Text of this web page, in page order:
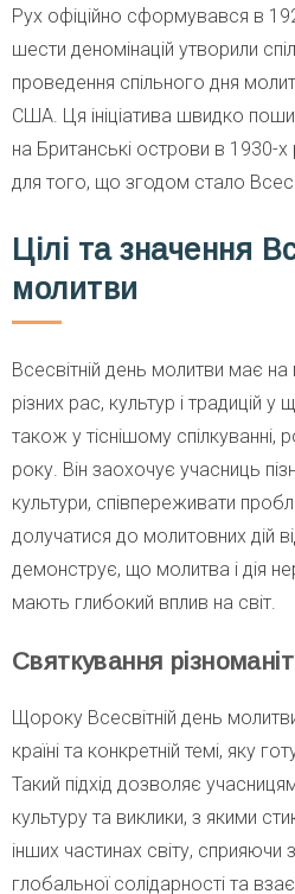
Рух офіційно сформувався в
шести деномінацій утворили
проведення спільного дня
США. Ця ініціатива швидко
на Британські острови в 1930-
для того, що згодом стало
Цілі та значення
молитви
Всесвітній день молитви має на
різних рас, культур і традицій
також у тіснішому спілкуванні,
року. Він заохочує учасниць
культури, співпереживати
долучатися до молитовних дій
демонструє, що молитва і дія
мають глибокий вплив на світ.
Святкування
Щороку Всесвітній день
країні та конкретній темі, яку
Такий підхід дозволяє
культуру та виклики, з якими
інших частинах світу, сприяючи
глобальної солідарності та